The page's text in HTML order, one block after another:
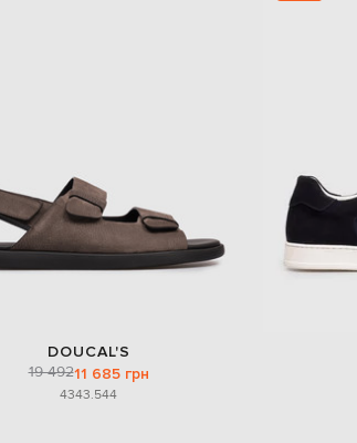
DOUCAL'S
19 49211 685 грн
4343.544